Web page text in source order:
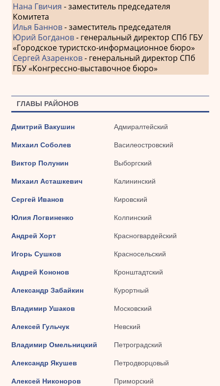
Нана Гвичия - заместитель председателя
Комитета
Илья Баннов- заместитель председателя
Юрий Богданов- генеральный директор СПб ГБУ
«Городское туристско-информационное бюро»
Сергей Азаренков- генеральный директор СПб
ГБУ «Конгрессно-выставочное бюро»
ГЛАВЫ РАЙОНОВ
Дмитрий Вакушин Адмиралтейский
Михаил Соболев Василеостровский
Виктор Полунин Выборгский
Михаил Асташкевич Калининский
Сергей Иванов Кировский
Юлия Логвиненко Колпинский
Андрей Хорт Красногвардейский
Игорь Сушков Красносельский
Андрей Кононов Кронштадтский
Александр Забайкин Курортный
Владимир Ушаков Московский
Алексей Гульчук Невский
Владимир Омельницкий Петроградский
Александр Якушев Петродворцовый
Алексей Никоноров Приморский